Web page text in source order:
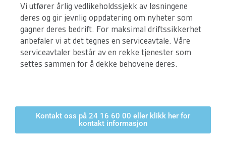
Vi utfører årlig vedlikeholdssjekk av løsningene
deres og gir jevnlig oppdatering om nyheter som
gagner deres bedrift. For maksimal driftssikkerhet
anbefaler vi at det tegnes en serviceavtale. Våre
serviceavtaler består av en rekke tjenester som
settes sammen for å dekke behovene deres.
Kontakt oss på 24 16 60 00 eller klikk her for
kontakt informasjon